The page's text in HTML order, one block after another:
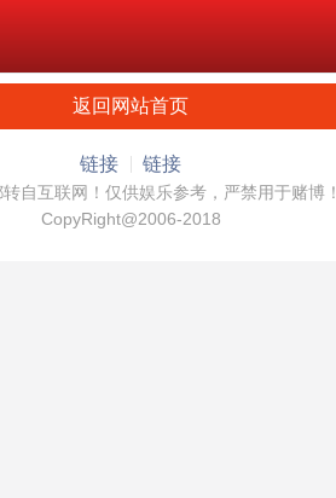
返回网站首页
链接 链接
自互联网！仅供娱乐参考，严禁用于赌博！
CopyRight@2006-2018